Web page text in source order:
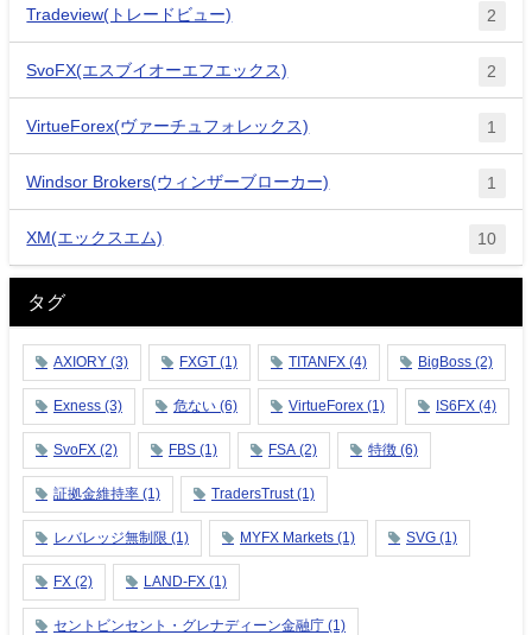
Tradeview(トレードビュー) 2
SvoFX(エスブイオーエフエックス) 2
VirtueForex(ヴァーチュフォレックス) 1
Windsor Brokers(ウィンザーブローカー) 1
XM(エックスエム) 10
タグ
AXIORY (3) FXGT (1) TITANFX (4) BigBoss (2)
Exness (3) 危ない (6) VirtueForex (1) IS6FX (4)
SvoFX (2) FBS (1) FSA (2) 特徴 (6)
証拠金維持率 (1) TradersTrust(1)
レバレッジ無制限 (1) MYFX Markets (1) SVG (1)
FX (2) LAND-FX (1)
セントビンセント・グレナディーン金融庁 (1)